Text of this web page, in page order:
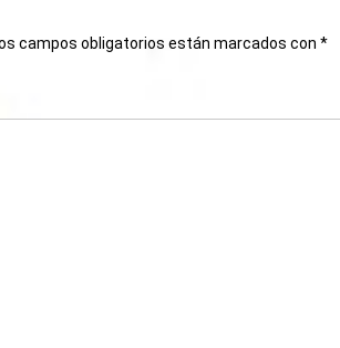
campos obligatorios están marcados con *